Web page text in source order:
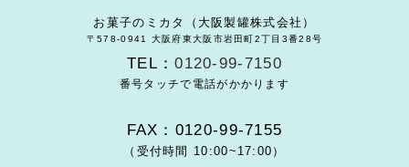
お菓子のミカタ（大阪製罐株式会社）
〒578-0941 大阪府東大阪市岩田町2丁目3番28号
TEL：0120-99-7150
番号タッチで電話がかかります
FAX：0120-99-7155
（受付時間 10:00~17:00）